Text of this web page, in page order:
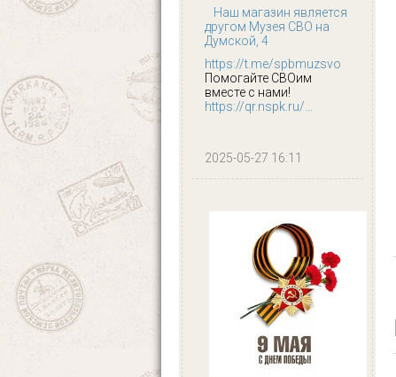
Наш магазин является
другом Музея СВО на
Думской, 4
https://t.me/spbmuzsvo
Помогайте СВОим
вместе с нами!
https://qr.nspk.ru/...
2025-05-27 16:11